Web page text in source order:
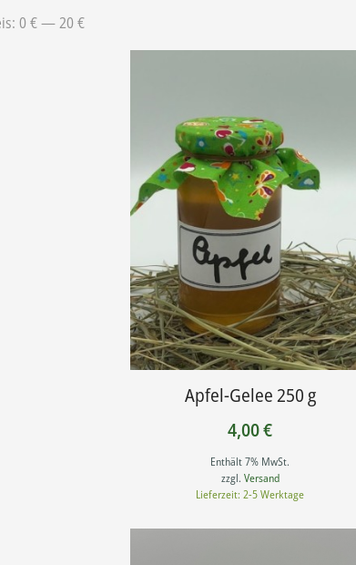
Apfel-Gelee 250 g
4,00€
Enthält 7% MwSt.
zzgl. Versand
Lieferzeit: 2-5 Werktage
0 €—20 €